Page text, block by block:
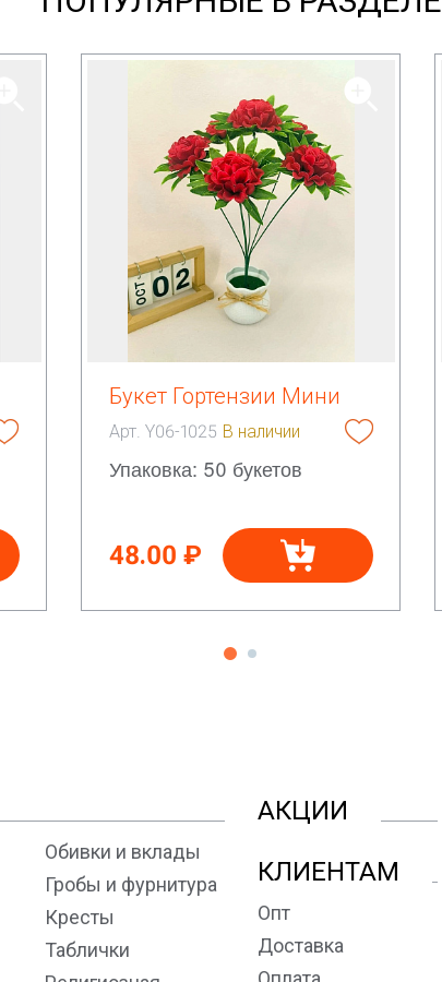
Букет Гортензии Мини
Арт. Y06-1025 В наличии
Упаковка: 50 букетов
48.00 ₽
Обивки и вклады
Гробы и фурнитура
Кресты
Таблички
АКЦИИ
КЛИЕНТАМ
Опт
Доставка